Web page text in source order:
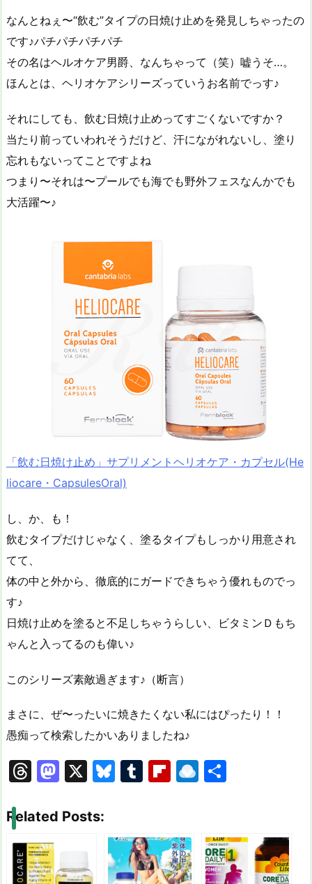
なんとねぇ〜“飲む”タイプの日焼け止めを発見しちゃったの
です♪パチパチパチパチ
その名はヘルオケア男爵、なんちゃって（笑）嘘うそ…。
ほんとは、ヘリオケアシリーズっていうお名前でっす♪
それにしても、飲む日焼け止めってすごくないですか？
当たり前っていわれそうだけど、汗にながれないし、塗り
忘れもないってことですよね
つまり〜それは〜プールでも海でも野外フェスなんかでも
大活躍〜♪
「飲む日焼け止め」サプリメントヘリオケア・カプセル(He
liocare・CapsulesOral)
し、か、も！
飲むタイプだけじゃなく、塗るタイプもしっかり用意され
てて、
体の中と外から、徹底的にガードできちゃう優れものでっ
す♪
日焼け止めを塗ると不足しちゃうらしい、ビタミンＤもち
ゃんと入ってるのも偉い♪
このシリーズ素敵過ぎます♪（断言）
まさに、ぜ〜ったいに焼きたくない私にはぴったり！！
愚痴って検索したかいありましたね♪
T
e
a
d
M
st
d
X
Bl
s
k
T
bl
r
Fl
o
ar
R
dr
o
Related Posts: